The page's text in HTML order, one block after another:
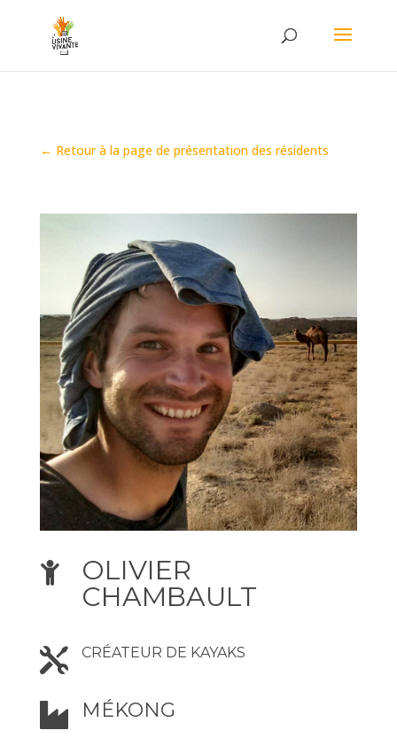
← Retour à la page de présentation des résidents

OLIVIER
CHAMBAULT
 CRÉATEUR DE KAYAKS
 MÉKONG